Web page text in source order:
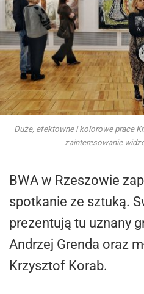
Duże, efektowne i kolorowe prace
zainteresowanie
BWA w Rzeszowie
spotkanie ze sztuką.
prezentują tu uznany
Andrzej Grenda oraz
Krzysztof Korab.